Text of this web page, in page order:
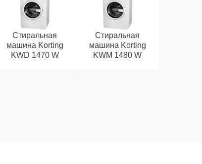
Стиральная
машина Korting
KWD 1470 W
Стиральная
машина Korting
KWM 1480 W